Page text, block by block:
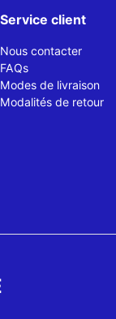
Service client
Nous contacter
FAQs
Modes de livraison
Modalités de retour